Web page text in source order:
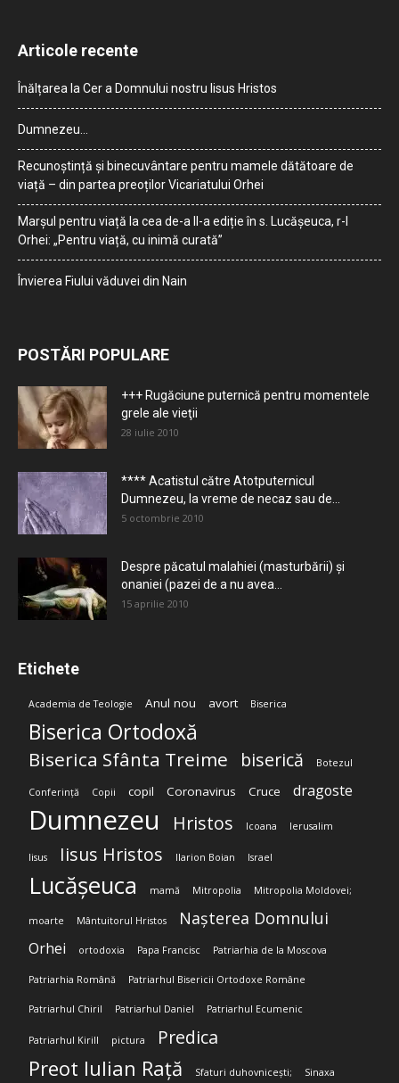
Articole recente
Înălțarea la Cer a Domnului nostru Iisus Hristos
Dumnezeu…
Recunoștință și binecuvântare pentru mamele dătătoare de
viață – din partea preoților Vicariatului Orhei
Marșul pentru viață la cea de-a II-a ediție în s. Lucășeuca, r-l
Orhei: „Pentru viață, cu inimă curată”
Învierea Fiului văduvei din Nain
POSTĂRI POPULARE
+++ Rugăciune puternică pentru momentele
grele ale vieţii
28 iulie 2010
**** Acatistul către Atotputernicul
Dumnezeu, la vreme de necaz sau de...
5 octombrie 2010
Despre păcatul malahiei (masturbării) şi
onaniei (pazei de a nu avea...
15 aprilie 2010
Etichete
Academia de Teologie Anul nou avort Biserica
Biserica Ortodoxă
Biserica Sfânta Treime biserică Botezul
Conferință Copii copil Coronavirus Cruce dragoste
Dumnezeu Hristos Icoana Ierusalim
Iisus Iisus Hristos Ilarion Boian Israel
Lucășeuca mamă Mitropolia Mitropolia Moldovei;
moarte Mântuitorul Hristos Nașterea Domnului
Orhei ortodoxia Papa Francisc Patriarhia de la Moscova
Patriarhia Română Patriarhul Bisericii Ortodoxe Române
Patriarhul Chiril Patriarhul Daniel Patriarhul Ecumenic
Patriarhul Kirill pictura Predica
Preot Iulian Rață Sfaturi duhovnicești; Sinaxa